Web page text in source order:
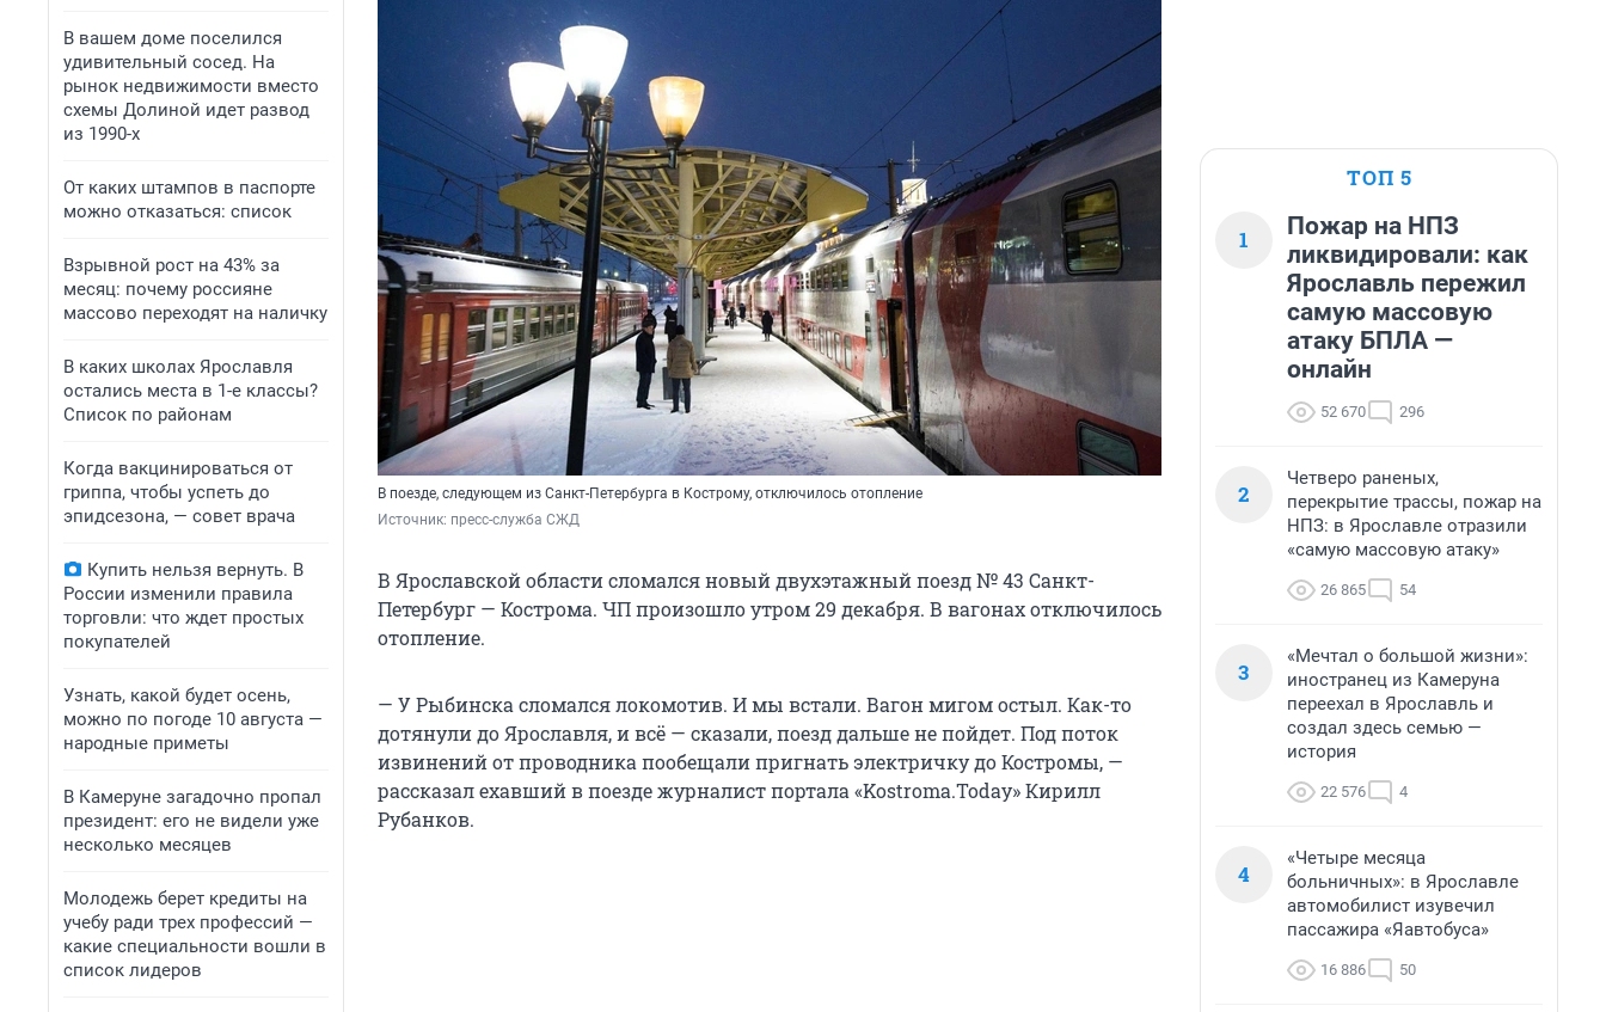
В вашем доме поселился
удивительный сосед. На
рынок недвижимости вместо
схемы Долиной идет развод
из 1990-х
От каких штампов в паспорте
можно отказаться: список
Взрывной рост на 43% за
месяц: почему россияне
массово переходят на наличку
В каких школах Ярославля
остались места в 1-е классы?
Список по районам
Когда вакцинироваться от
гриппа, чтобы успеть до
эпидсезона, — совет врача
Купить нельзя вернуть. В
России изменили правила
торговли: что ждет простых
покупателей
Узнать, какой будет осень,
можно по погоде 10 августа —
народные приметы
В Камеруне загадочно пропал
президент: его не видели уже
несколько месяцев
Молодежь берет кредиты на
учебу ради трех профессий —
какие специальности вошли в
список лидеров
В поезде, следующем из Санкт-Петербурга в Кострому, отключилось отопление
Источник: пресс-служба СЖД
В Ярославской области сломался новый двухэтажный поезд № 43 Санкт-
Петербург — Кострома. ЧП произошло утром 29 декабря. В вагонах отключилось
отопление.
— У Рыбинска сломался локомотив. И мы встали. Вагон мигом остыл. Как-то
дотянули до Ярославля, и всё — сказали, поезд дальше не пойдет. Под поток
извинений от проводника пообещали пригнать электричку до Костромы, —
рассказал ехавший в поезде журналист портала «Kostroma.Today» Кирилл
Рубанков.
ТОП 5
1
Пожар на НПЗ
ликвидировали: как
Ярославль пережил
самую массовую
атаку БПЛА —
онлайн
52 670 296
2
Четверо раненых,
перекрытие трассы, пожар на
НПЗ: в Ярославле отразили
«самую массовую атаку»
26 865 54
3
«Мечтал о большой жизни»:
иностранец из Камеруна
переехал в Ярославль и
создал здесь семью —
история
22 576 4
4
«Четыре месяца
больничных»: в Ярославле
автомобилист изувечил
пассажира «Яавтобуса»
16 886 50